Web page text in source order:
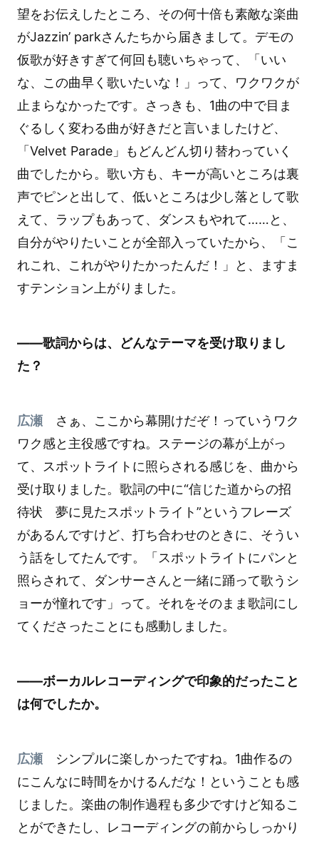
望をお伝えしたところ、その何十倍も素敵な楽曲
がJazzin’ parkさんたちから届きまして。デモの
仮歌が好きすぎて何回も聴いちゃって、「いい
な、この曲早く歌いたいな！」って、ワクワクが
止まらなかったです。さっきも、1曲の中で目ま
ぐるしく変わる曲が好きだと言いましたけど、
「Velvet Parade」もどんどん切り替わっていく
曲でしたから。歌い方も、キーが高いところは裏
声でピンと出して、低いところは少し落として歌
えて、ラップもあって、ダンスもやれて……と、
自分がやりたいことが全部入っていたから、「こ
れこれ、これがやりたかったんだ！」と、ますま
すテンション上がりました。
――歌詞からは、どんなテーマを受け取りまし
た？
広瀬さぁ、ここから幕開けだぞ！っていうワク
ワク感と主役感ですね。ステージの幕が上がっ
て、スポットライトに照らされる感じを、曲から
受け取りました。歌詞の中に“信じた道からの招
待状 夢に見たスポットライト”というフレーズ
があるんですけど、打ち合わせのときに、そうい
う話をしてたんです。「スポットライトにパンと
照らされて、ダンサーさんと一緒に踊って歌うシ
ョーが憧れです」って。それをそのまま歌詞にし
てくださったことにも感動しました。
――ボーカルレコーディングで印象的だったこと
は何でしたか。
広瀬シンプルに楽しかったですね。1曲作るの
にこんなに時間をかけるんだな！ということも感
じました。楽曲の制作過程も多少ですけど知るこ
とができたし、レコーディングの前からしっかり